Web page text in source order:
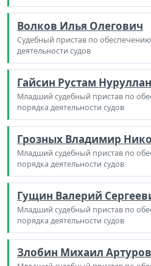
Волков Илья Олегович
Судебный пристав по
деятельности судов
Гайсин Рустам
Младший судебный пристав по
порядка деятельности судов
Грозных Владимир
Младший судебный пристав по
порядка деятельности судов
Гущин Валерий
Младший судебный пристав по
порядка деятельности судов
Злобин Михаил